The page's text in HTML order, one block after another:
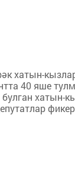
хатын-
40 яше
хатын-